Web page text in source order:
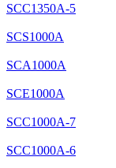
SCC1350A-5
SCS1000A
SCA1000A
SCE1000A
SCC1000A-7
SCC1000A-6